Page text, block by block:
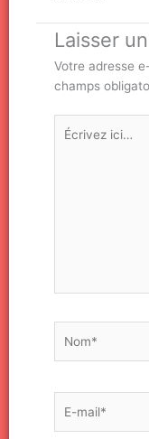
Laisser
Votre adresse
champs
Écrivez
ici…
mail*